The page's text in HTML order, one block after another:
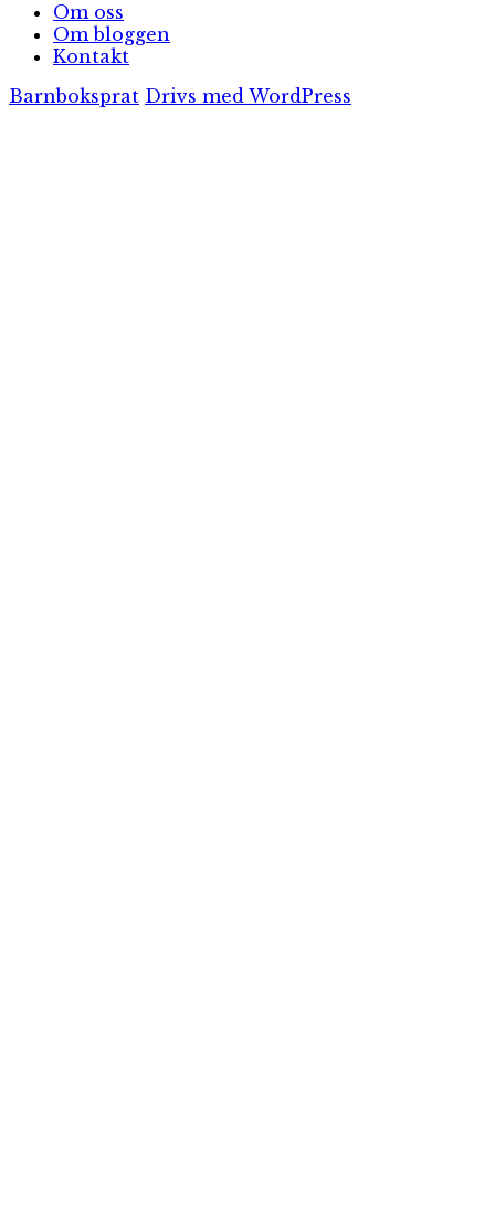
Om oss
Om bloggen
Kontakt
Barnboksprat Drivs med WordPress